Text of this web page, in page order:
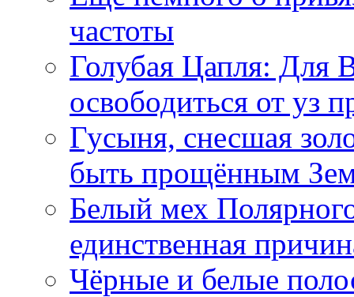
частоты
Голубая Цапля: Для
освободиться от уз
Гусыня, снесшая
быть прощённым
Белый мех
единственная
Чёрные и белые